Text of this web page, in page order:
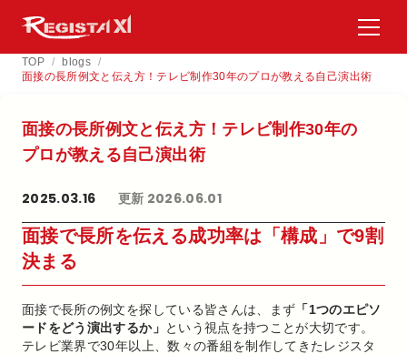
TOP / blogs /
面接の長所例文と伝え方！テレビ制作30年のプロが教える自己演出術
面接の​長所例文と​伝え方！​テレビ制作30年の​
プロが​教える​自己演出術
2025.03.16 更新 2026.06.01
面接で長所を伝える成功率は「構成」で9割
決まる
面接で長所の例文を探している皆さんは、まず 「1つのエピソ
ードをどう演出するか」 という視点を持つことが大切です。
テレビ業界で30年以上、数々の番組を制作してきたレジスタ